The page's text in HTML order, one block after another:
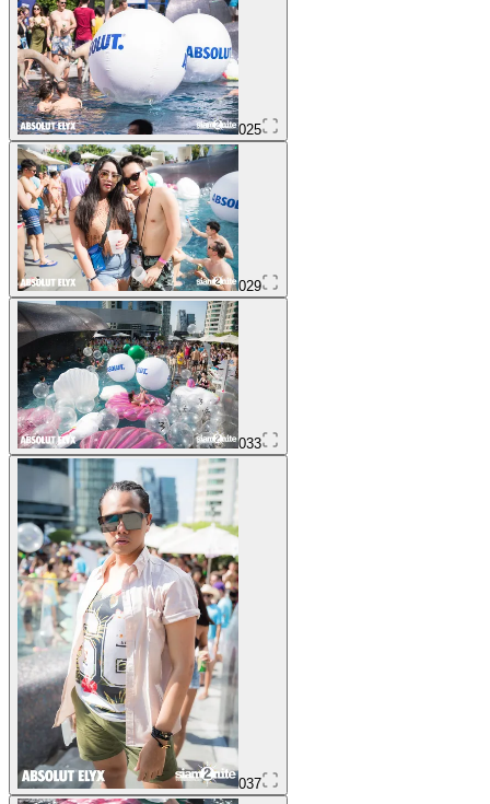
025
029
033
037